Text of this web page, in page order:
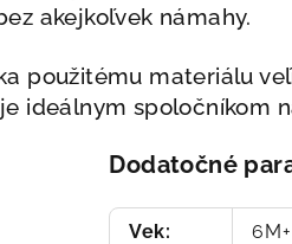
akejkoľvek námahy.
použitému materiálu
ideálnym spoločníkom
Dodatočné
Vek: 6M+